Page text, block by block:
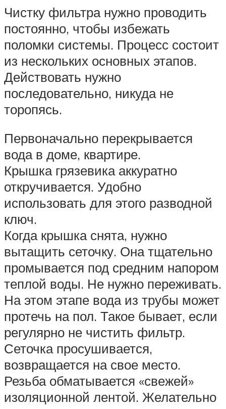
Чистку фильтра нужно проводить
постоянно, чтобы избежать
поломки системы. Процесс состоит
из нескольких основных этапов.
Действовать нужно
последовательно, никуда не
торопясь.
Первоначально перекрывается
вода в доме, квартире.
Крышка грязевика аккуратно
откручивается. Удобно
использовать для этого разводной
ключ.
Когда крышка снята, нужно
вытащить сеточку. Она тщательно
промывается под средним напором
теплой воды. Не нужно переживать.
На этом этапе вода из трубы может
протечь на пол. Такое бывает, если
регулярно не чистить фильтр.
Сеточка просушивается,
возвращается на свое место.
Резьба обматывается «свежей»
изоляционной лентой. Желательно